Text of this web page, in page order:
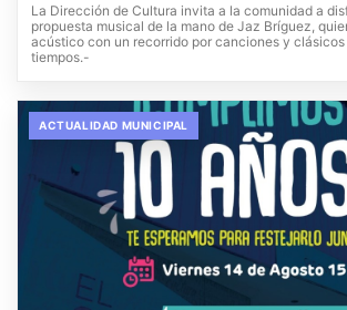
La Dirección de Cultura invita a la comunidad a
propuesta musical de la mano de Jaz Bríguez,
acústico con un recorrido por canciones y
tiempos.-
ACTUALIDAD MUNICIPAL